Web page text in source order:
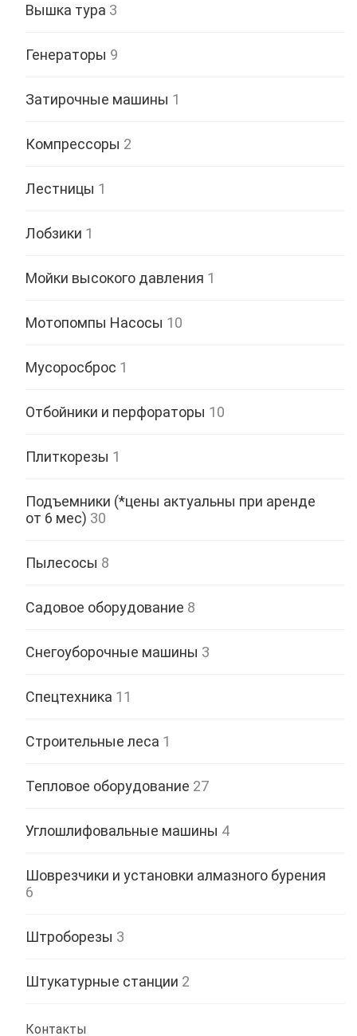
Вышка тура 3
Генераторы 9
Затирочные машины 1
Компрессоры 2
Лестницы 1
Лобзики 1
Мойки высокого давления 1
Мотопомпы Насосы 10
Мусоросброс 1
Отбойники и перфораторы 10
Плиткорезы 1
Подъемники (*цены актуальны при аренде
от 6 мес) 30
Пылесосы 8
Садовое оборудование 8
Снегоуборочные машины 3
Спецтехника 11
Строительные леса 1
Тепловое оборудование 27
Углошлифовальные машины 4
Шоврезчики и установки алмазного бурения
6
Штроборезы 3
Штукатурные станции 2
Контакты